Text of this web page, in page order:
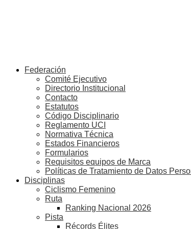
Federación
Comité Ejecutivo
Directorio Institucional
Contacto
Estatutos
Código Disciplinario
Reglamento UCI
Normativa Técnica
Estados Financieros
Formularios
Requisitos equipos de Marca
Políticas de Tratamiento de Datos
Disciplinas
Ciclismo Femenino
Ruta
Ranking Nacional 2026
Pista
Récords Élites